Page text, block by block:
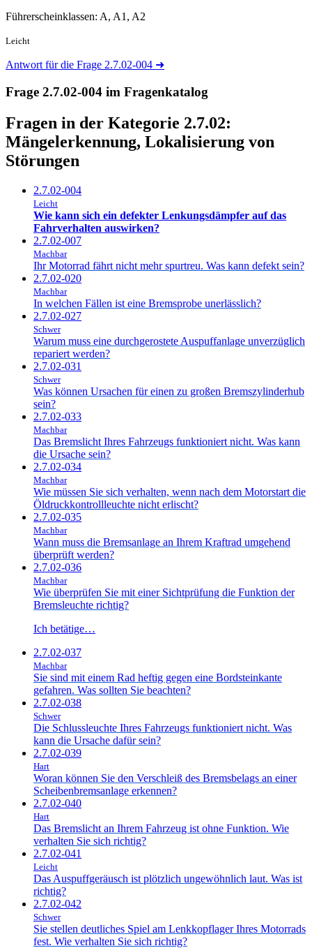
Führerscheinklassen: A, A1, A2
Leicht
Antwort für die Frage 2.7.02-004 ➜
Frage 2.7.02-004 im Fragenkatalog
Fragen in der Kategorie 2.7.02:
Mängelerkennung, Lokalisierung von
Störungen
2.7.02-004
Leicht
Wie kann sich ein defekter Lenkungsdämpfer auf das
Fahrverhalten auswirken?
2.7.02-007
Machbar
Ihr Motorrad fährt nicht mehr spurtreu. Was kann defekt sein?
2.7.02-020
Machbar
In welchen Fällen ist eine Bremsprobe unerlässlich?
2.7.02-027
Schwer
Warum muss eine durchgerostete Auspuffanlage unverzüglich
repariert werden?
2.7.02-031
Schwer
Was können Ursachen für einen zu großen Bremszylinderhub
sein?
2.7.02-033
Machbar
Das Bremslicht Ihres Fahrzeugs funktioniert nicht. Was kann
die Ursache sein?
2.7.02-034
Machbar
Wie müssen Sie sich verhalten, wenn nach dem Motorstart die
Öldruckkontrollleuchte nicht erlischt?
2.7.02-035
Machbar
Wann muss die Bremsanlage an Ihrem Kraftrad umgehend
überprüft werden?
2.7.02-036
Machbar
Wie überprüfen Sie mit einer Sichtprüfung die Funktion der
Bremsleuchte richtig?
Ich betätige…
2.7.02-037
Machbar
Sie sind mit einem Rad heftig gegen eine Bordsteinkante
gefahren. Was sollten Sie beachten?
2.7.02-038
Schwer
Die Schlussleuchte Ihres Fahrzeugs funktioniert nicht. Was
kann die Ursache dafür sein?
2.7.02-039
Hart
Woran können Sie den Verschleiß des Bremsbelags an einer
Scheibenbremsanlage erkennen?
2.7.02-040
Hart
Das Bremslicht an Ihrem Fahrzeug ist ohne Funktion. Wie
verhalten Sie sich richtig?
2.7.02-041
Leicht
Das Auspuffgeräusch ist plötzlich ungewöhnlich laut. Was ist
richtig?
2.7.02-042
Schwer
Sie stellen deutliches Spiel am Lenkkopflager Ihres Motorrads
fest. Wie verhalten Sie sich richtig?